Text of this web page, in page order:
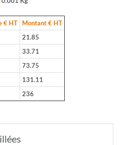
€ HT
Montant € HT
21.85
33.71
73.75
131.11
236